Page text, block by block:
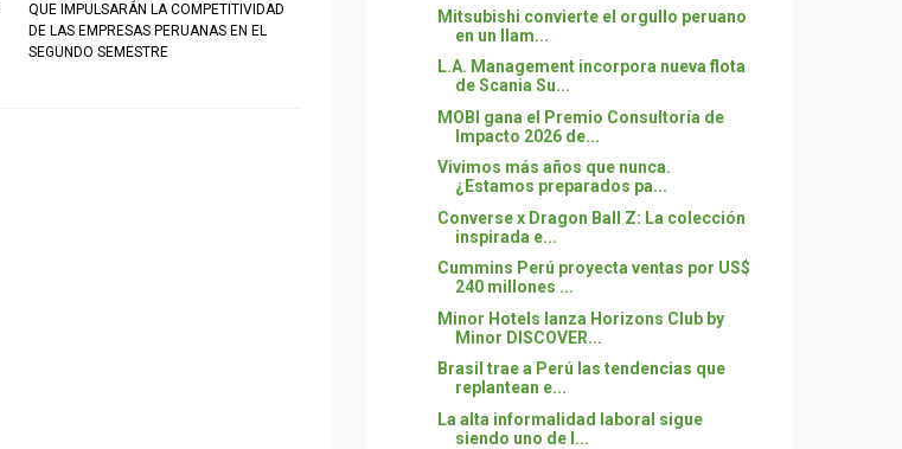
QUE IMPULSARÁN LA COMPETITIVIDAD
DE LAS EMPRESAS PERUANAS EN EL
SEGUNDO SEMESTRE
Mitsubishi convierte el orgullo peruano
en un llam...
L.A. Management incorpora nueva flota
de Scania Su...
MOBI gana el Premio Consultoría de
Impacto 2026 de...
Vivimos más años que nunca.
¿Estamos preparados pa...
Converse x Dragon Ball Z: La colección
inspirada e...
Cummins Perú proyecta ventas por US$
240 millones ...
Minor Hotels lanza Horizons Club by
Minor DISCOVER...
Brasil trae a Perú las tendencias que
replantean e...
La alta informalidad laboral sigue
siendo uno de l...